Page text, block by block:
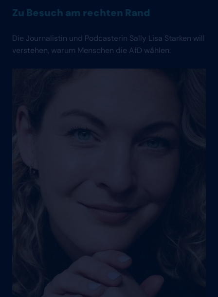
Zu Besuch am rechten Rand
Die Journalistin und Podcasterin Sally Lisa Starken will
verstehen, warum Menschen die AfD wählen.